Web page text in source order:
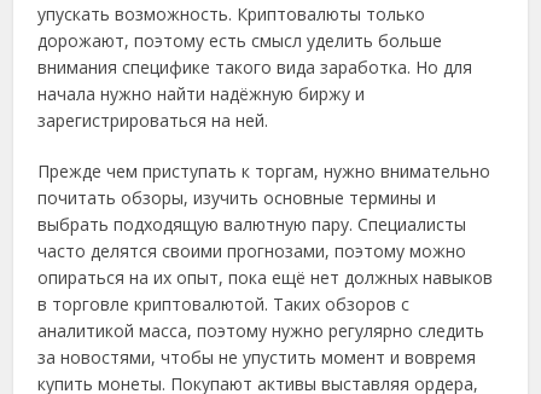
упускать возможность. Криптовалюты только
дорожают, поэтому есть смысл уделить больше
внимания специфике такого вида заработка. Но для
начала нужно найти надёжную биржу и
зарегистрироваться на ней.
Прежде чем приступать к торгам, нужно внимательно
почитать обзоры, изучить основные термины и
выбрать подходящую валютную пару. Специалисты
часто делятся своими прогнозами, поэтому можно
опираться на их опыт, пока ещё нет должных навыков
в торговле криптовалютой. Таких обзоров с
аналитикой масса, поэтому нужно регулярно следить
за новостями, чтобы не упустить момент и вовремя
купить монеты. Покупают активы выставляя ордера,